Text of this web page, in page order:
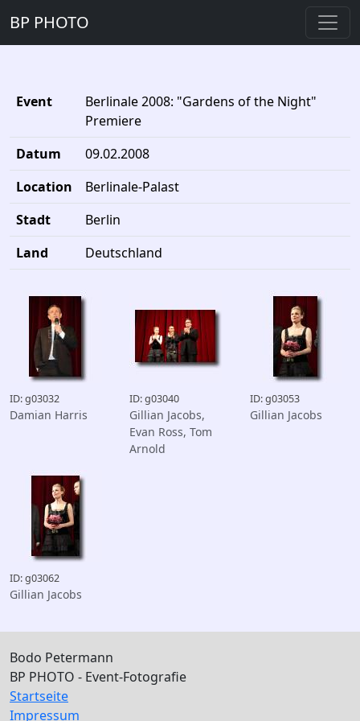
BP PHOTO
Event
Berlinale 2008: "Gardens of the Night"
Premiere
Datum
09.02.2008
Location
Berlinale-Palast
Stadt
Berlin
Land
Deutschland
ID: g03032
Damian Harris
ID: g03040
Gillian Jacobs,
Evan Ross, Tom
Arnold
ID: g03053
Gillian Jacobs
ID: g03062
Gillian Jacobs
Bodo Petermann
BP PHOTO - Event-Fotografie
Startseite
Impressum